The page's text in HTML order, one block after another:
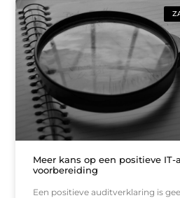
Meer kans op een positieve
voorbereiding
Een positieve auditverklaring is